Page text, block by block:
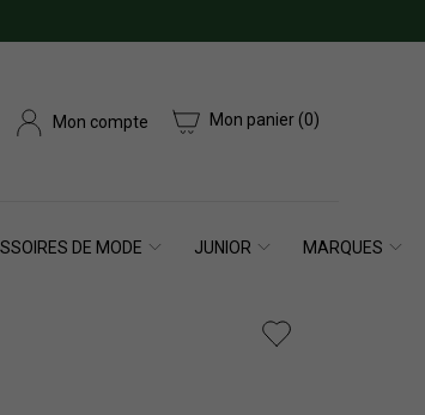
Mon compte Mon panier (0)
DE MODE JUNIOR MARQUES